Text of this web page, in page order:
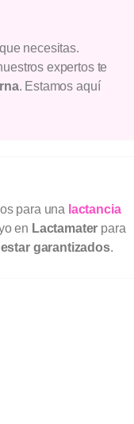
necesitas.
expertos te
. Estamos aquí
para una lactancia
en Lactamater para
garantizados.